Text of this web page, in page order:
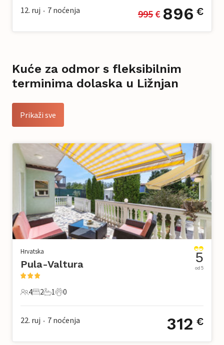
12. ruj • 7 noćenja 995 € 896 €
Kuće za odmor s fleksibilnim
terminima dolaska u Ližnjan
Prikaži sve
Hrvatska
Pula-Valtura
4 Gosti
4
2 Spavaće sobe
2
1 Kupaonica
1
0 Kućni ljubimac
0
5
od 5
22. ruj • 7 noćenja 312 €